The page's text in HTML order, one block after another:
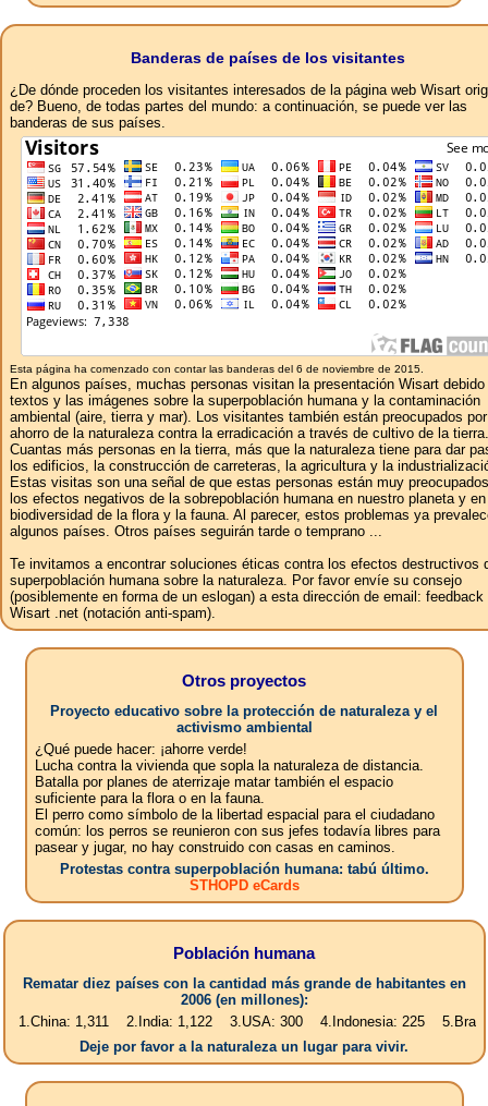
Banderas de países de los visitantes
¿De dónde proceden los visitantes interesados ​​de la página web Wisart
de? Bueno, de todas partes del mundo: a continuación, se puede ver las
banderas de sus países.
Esta página ha comenzado con contar las banderas del 6 de noviembre de 2015.
En algunos países, muchas personas visitan la presentación Wisart
textos y las imágenes sobre la superpoblación humana y la contaminación
ambiental (aire, tierra y mar). Los visitantes también están preocupados
ahorro de la naturaleza contra la erradicación a través de cultivo de la tierra.
Cuantas más personas en la tierra, más que la naturaleza tiene para dar
los edificios, la construcción de carreteras, la agricultura y la
Estas visitas son una señal de que estas personas están muy
los efectos negativos de la sobrepoblación humana en nuestro planeta y
biodiversidad de la flora y la fauna. Al parecer, estos problemas ya
algunos países. Otros países seguirán tarde o temprano ...
Te invitamos a encontrar soluciones éticas contra los efectos destructivos
superpoblación humana sobre la naturaleza. Por favor envíe su consejo
(posiblemente en forma de un eslogan) a esta dirección de email: feedback
Wisart .net (notación anti-spam).
Otros proyectos
Proyecto educativo sobre la protección de naturaleza y el
activismo ambiental
¿Qué puede hacer: ¡ahorre verde!
Lucha contra la vivienda que sopla la naturaleza de distancia.
Batalla por planes de aterrizaje matar también el espacio
suficiente para la flora o en la fauna.
El perro como símbolo de la libertad espacial para el ciudadano
común: los perros se reunieron con sus jefes todavía libres para
pasear y jugar, no hay construido con casas en caminos.
Protestas contra superpoblación humana: tabú último.
STHOPD eCards
Población humana
Rematar diez países con la cantidad más grande de habitantes en
2006 (en millones):
1,311 2.India: 1,122 3.USA: 300 4.Indonesia: 225 5.Brasil: 187
Deje por favor a la naturaleza un lugar para vivir.